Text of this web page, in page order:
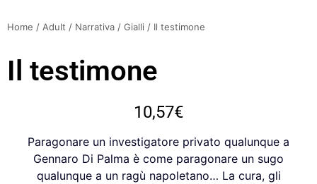
Home / Adult / Narrativa / Gialli / Il testimone
Il testimone
10,57€
Paragonare un investigatore privato qualunque a
Gennaro Di Palma è come paragonare un sugo
qualunque a un ragù napoletano… La cura, gli